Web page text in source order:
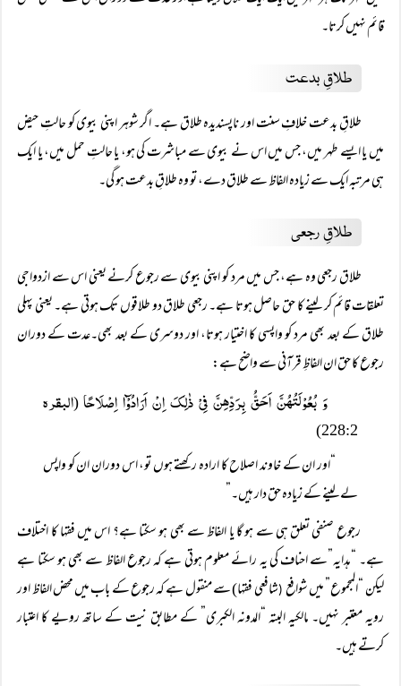
قائم نہیں کرتا۔
طلاقِ بدعت
طلاقِ بدعت خلافِ سنت اور ناپسندیدہ طلاق ہے۔ اگر شوہر اپنی بیوی کو حالتِ حیض
میں یا ایسے طہر میں، جس میں اس نے بیوی سے مباشرت کی ہو، یا حالتِ حمل میں، یا ایک
ہی مرتبہ ایک سے زیادہ الفاظ سے طلاق دے، تو وہ طلاقِ بدعت ہو گی۔
طلاقِ رجعی
طلاق رجعی وہ ہے، جس میں مرد کو اپنی بیوی سے رجوع کرنے یعنی اس سے ازدواجی
تعلقات قائم کر لینے کا حق حاصل ہوتا ہے۔ رجعی طلاق دو طلاقوں تک ہوتی ہے۔ یعنی پہلی
طلاق کے بعد بھی مرد کو واپسی کا اختیار ہوتا، اور دوسری کے بعد بھی۔عدت کے دوران
رجوع کا حق ان الفاظِ قرآنی سے واضح ہے:
وَ بُعُوْلَتُھُنَّ اَحَقُّ بِرَدِّھِنَّ فِیْ ذٰلِکَ اِنْ اَرَادُوْٓا اِصْلَاحًا (البقرہ
228:2)
“اور ان کے خاوند اصلاح کا ارادہ رکھتے ہوں تو، اس دوران ان کو واپس
لے لینے کے زیادہ حق دار ہیں۔”
رجوع صنفی تعلق ہی سے ہو گا یا الفاظ سے بھی ہو سکتا ہے؟ اس میں فقہا کا اختلاف
ہے۔ “ہدایہ”سے احناف کی یہ رائے معلوم ہوتی ہے کہ رجوع الفاظ سے بھی ہو سکتا ہے
لیکن “المجموع” میں شوافع (شافعی فقہا) سے منقول ہے کہ رجوع کے باب میں محض الفاظ اور
رویہ معتبر نہیں۔ مالکیہ البتہ “المدونہ الکبری” کے مطابق نیت کے ساتھ رویے کا اعتبار
کرتے ہیں۔